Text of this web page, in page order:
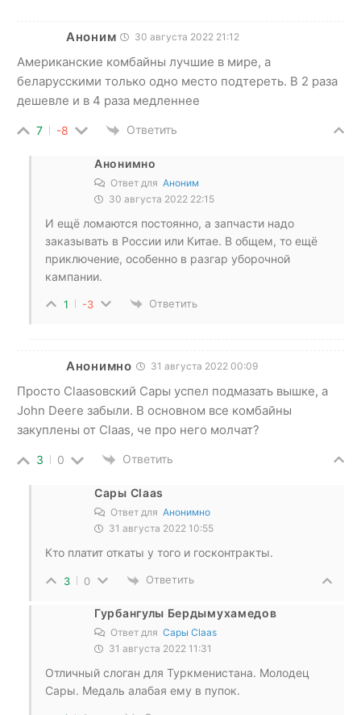
Аноним 30 августа 2022 21:12
Американские комбайны лучшие в мире, а
беларусскими только одно место подтереть. В 2 раза
дешевле и в 4 раза медленнее
7 -8 Ответить
Анонимно
Ответ для Аноним
30 августа 2022 22:15
И ещё ломаются постоянно, а запчасти надо
заказывать в России или Китае. В общем, то ещё
приключение, особенно в разгар уборочной
кампании.
1 -3 Ответить
Анонимно 31 августа 2022 00:09
Просто Claasовский Сары успел подмазать вышке, а
John Deere забыли. В основном все комбайны
закуплены от Claas, че про него молчат?
3 0 Ответить
Сары Claas
Ответ для Анонимно
31 августа 2022 10:55
Кто платит откаты у того и госконтракты.
3 0 Ответить
Гурбангулы Бердымухамедов
Ответ для Сары Claas
31 августа 2022 11:31
Отличный слоган для Туркменистана. Молодец
Сары. Медаль алабая ему в пупок.